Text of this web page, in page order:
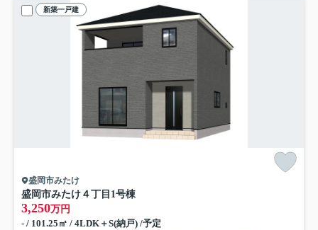
新築一戸建
盛岡市みたけ
盛岡市みたけ４丁目 1号棟
3,250万円
- / 101.25㎡ / 4LDK＋S(納戸) /予定